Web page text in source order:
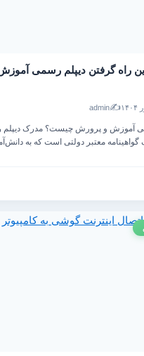
راه گرفتن دیپلم رسمی آموزش
✍️
admin
آموزش و پرورش چیست؟ مدرک دیپلم
معتبر دولتی است که به